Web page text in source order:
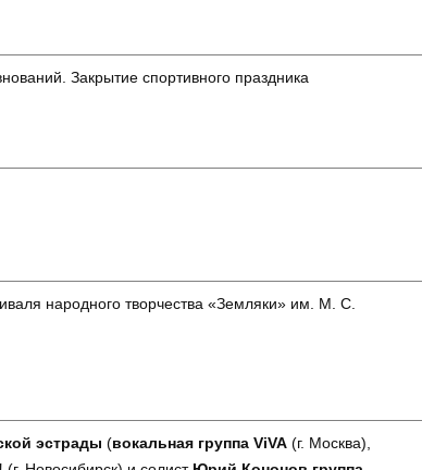
Закрытие спортивного праздника
народного творчества «Земляки» им. М. С.
эстрады (вокальная группа ViVA (г. Москва),